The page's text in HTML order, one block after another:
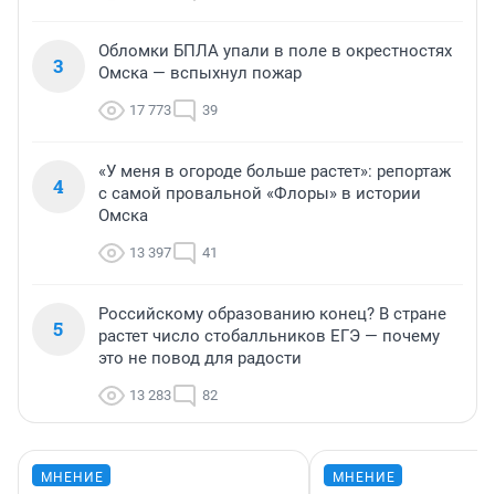
3
Обломки БПЛА упали в поле в окрестностях
Омска — вспыхнул пожар
17 773 39
4
«У меня в огороде больше растет»: репортаж
с самой провальной «Флоры» в истории
Омска
13 397 41
5
Российскому образованию конец? В стране
растет число стобалльников ЕГЭ — почему
это не повод для радости
13 283 82
МНЕНИЕ МНЕНИЕ